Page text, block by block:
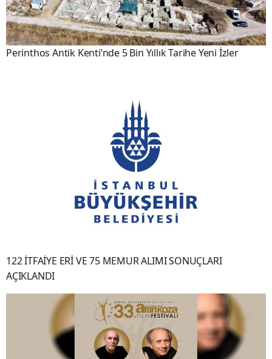
Perinthos Antik Kenti’nde 5 Bin Yıllık Tarihe Yeni İzler
122 İTFAİYE ERİ VE 75 MEMUR ALIMI SONUÇLARI
AÇIKLANDI